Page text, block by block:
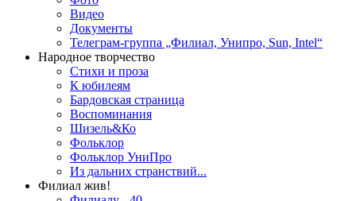
Видео
Документы
Телеграм-группа „Филиал, Унипро, Sun, Intel“
Народное творчество
Стихи и проза
К юбилеям
Бардовская страница
Воспоминания
Шизель&Ко
Фольклор
Фольклор УниПро
Из дальних странствий...
Филиал жив!